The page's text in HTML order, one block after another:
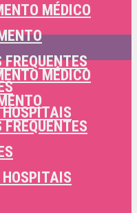
MÉDICO
HOSPITAIS
MÉDICO
HOSPITAIS